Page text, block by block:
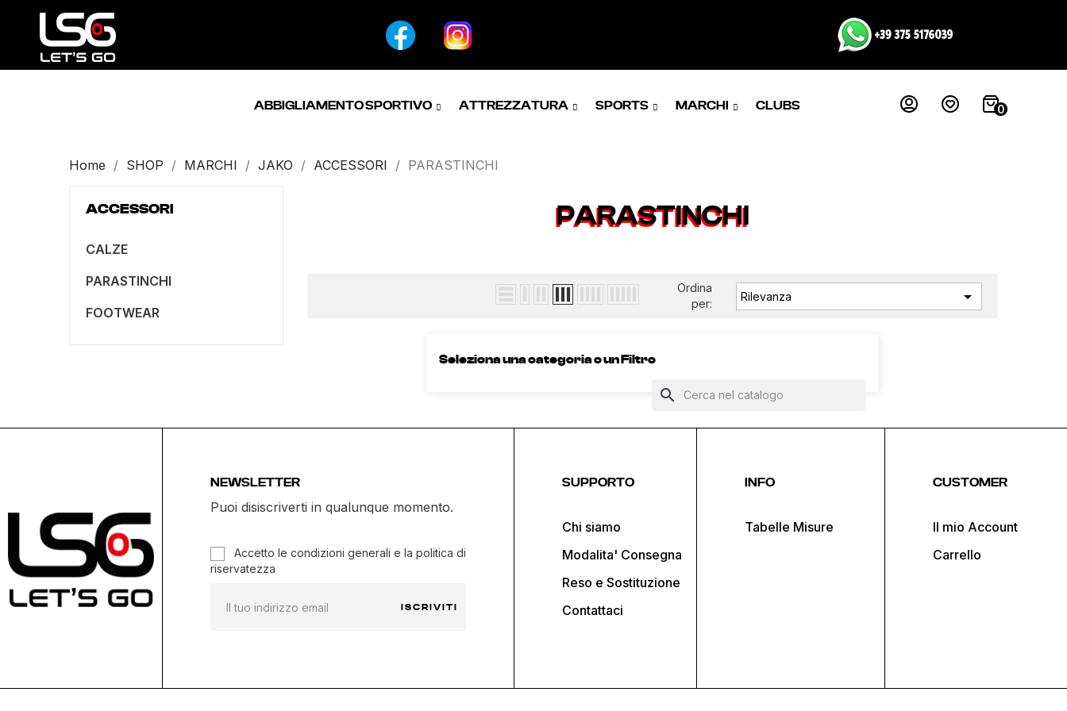
ABBIGLIAMENTO SPORTIVO ATTREZZATURA SPORTS MARCHI CLUBS 0
Home SHOP MARCHI JAKO ACCESSORI PARASTINCHI
ACCESSORI
CALZE
PARASTINCHI
FOOTWEAR
PARASTINCHI
Ordina
per:
Rilevanza 
Seleziona una categoria o un Filtro
search
NEWSLETTER
Puoi disiscriverti in qualunque momento.
Accetto le condizioni generali e la politica di
riservatezza
ISCRIVITI
SUPPORTO
Chi siamo
Modalita' Consegna
Reso e Sostituzione
Contattaci
INFO
Tabelle Misure
CUSTOMER
Il mio Account
Carrello